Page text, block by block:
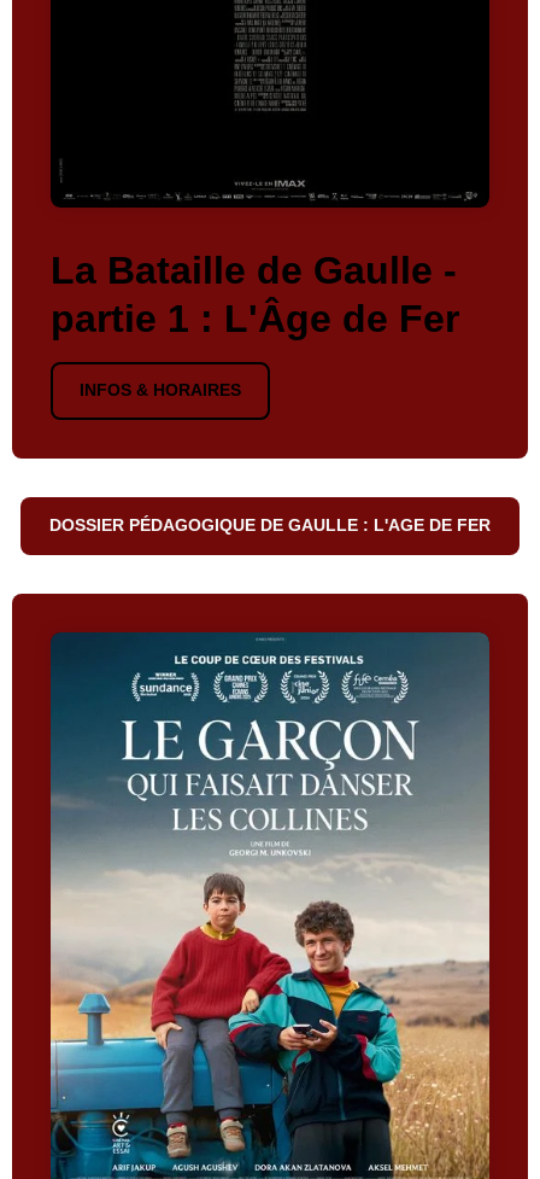
La Bataille de Gaulle -
partie 1 : L'Âge de Fer
INFOS & HORAIRES
DOSSIER PÉDAGOGIQUE DE GAULLE : L'AGE DE FER